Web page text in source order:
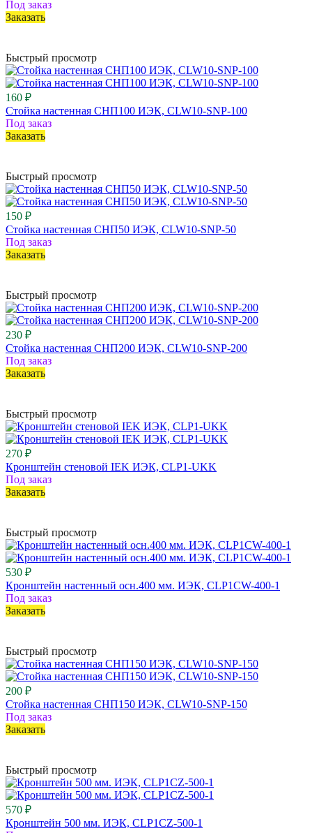
Под заказ
Заказать
Быстрый просмотр
160 ₽
Стойка настенная СНП100 ИЭК, CLW10-SNP-100
Под заказ
Заказать
Быстрый просмотр
150 ₽
Стойка настенная СНП50 ИЭК, CLW10-SNP-50
Под заказ
Заказать
Быстрый просмотр
230 ₽
Стойка настенная СНП200 ИЭК, CLW10-SNP-200
Под заказ
Заказать
Быстрый просмотр
270 ₽
Кронштейн стеновой IEK ИЭК, CLP1-UKK
Под заказ
Заказать
Быстрый просмотр
530 ₽
Кронштейн настенный осн.400 мм. ИЭК, CLP1CW-400-1
Под заказ
Заказать
Быстрый просмотр
200 ₽
Стойка настенная СНП150 ИЭК, CLW10-SNP-150
Под заказ
Заказать
Быстрый просмотр
570 ₽
Кронштейн 500 мм. ИЭК, CLP1CZ-500-1